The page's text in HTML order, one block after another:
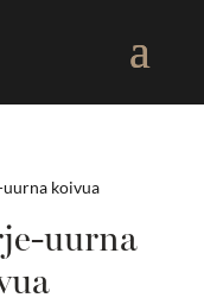
koivua
uurna